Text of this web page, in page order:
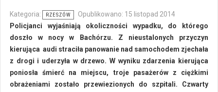
Kategoria: RZESZÓW
Opublikowano: 15 listopad 2014
Policjanci wyjaśniają okoliczności wypadku, do którego
doszło w nocy w Bachórzu. Z nieustalonych przyczyn
kierująca audi straciła panowanie nad samochodem zjechała
z drogi i uderzyła w drzewo. W wyniku zdarzenia kierująca
poniosła śmierć na miejscu, troje pasażerów z ciężkimi
obrażeniami zostało przewiezionych do szpitali. Czwarty